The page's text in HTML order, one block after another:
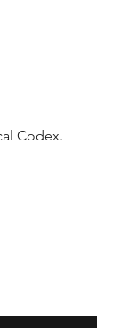
Codex.